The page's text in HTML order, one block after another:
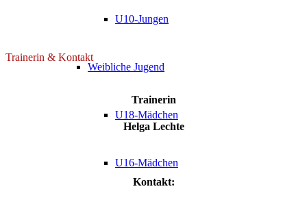
U10-Jungen
Weibliche Jugend
U18-Mädchen
U16-Mädchen
Trainerin & Kontakt
Trainerin
Helga Lechte
Kontakt: